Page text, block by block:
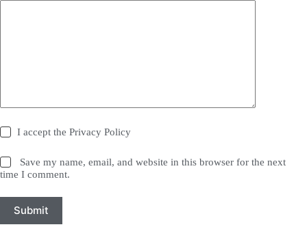
I accept thePrivacy Policy
Save my name, email, and website in this browser for the next
time I comment.
Submit